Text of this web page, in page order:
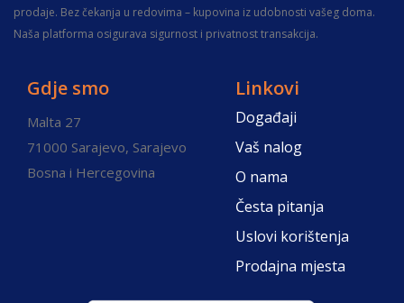
prodaje. Bez čekanja u redovima – kupovina iz udobnosti vašeg doma.
Naša platforma osigurava sigurnost i privatnost transakcija.
Gdje smo
Malta 27
71000 Sarajevo, Sarajevo
Bosna i Hercegovina
Linkovi
Događaji
Vaš nalog
O nama
Česta pitanja
Uslovi korištenja
Prodajna mjesta